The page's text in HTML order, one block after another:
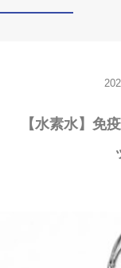
【水素水】免